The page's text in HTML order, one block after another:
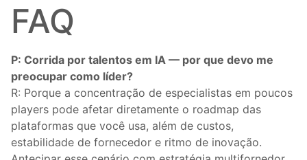
FAQ
P: Corrida por talentos em IA — por que devo me
preocupar como líder?
R: Porque a concentração de especialistas em poucos
players pode afetar diretamente o roadmap das
plataformas que você usa, além de custos,
estabilidade de fornecedor e ritmo de inovação.